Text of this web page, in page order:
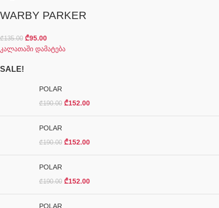
WARBY PARKER
₾135.00 ₾95.00
კალათაში დამატება
SALE!
POLAR
₾190.00 ₾152.00
POLAR
₾190.00 ₾152.00
POLAR
₾190.00 ₾152.00
POLAR